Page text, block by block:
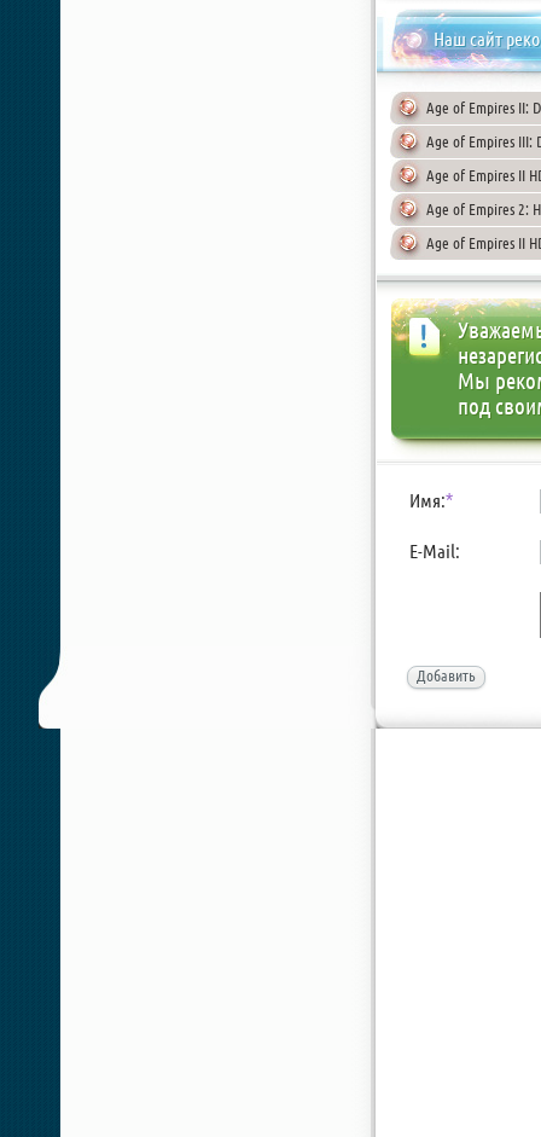
Наш сайт
Age of Empires II:
Age of Empires III:
Age of Empires II
Age of Empires 2:
Age of Empires II
Мы
под
Имя:*
E-Mail:
Добавить